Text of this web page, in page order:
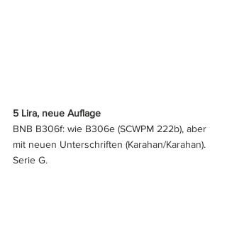
5 Lira, neue Auflage
BNB B306f: wie B306e (SCWPM 222b), aber
mit neuen Unterschriften (Karahan/Karahan).
Serie G.